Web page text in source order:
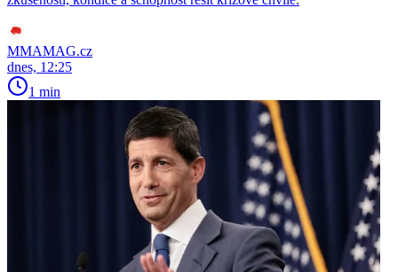
MMAMAG.cz
dnes, 12:25
1 min